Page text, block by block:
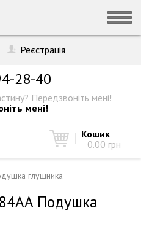
Реєстрація
28-40
Передзвоніть мені!
мені!
Кошик
0.00 грн
глушника
Подушка